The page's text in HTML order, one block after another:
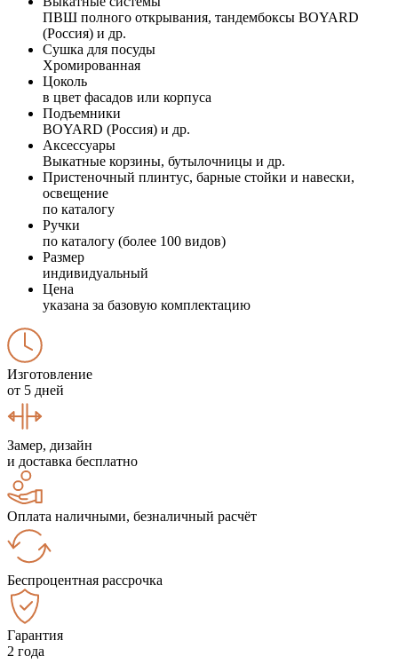
ПВШ полного открывания, тандембоксы BOYARD
(Россия) и др.
Сушка для посуды
Хромированная
Цоколь
в цвет фасадов или корпуса
Подъемники
BOYARD (Россия) и др.
Аксессуары
Выкатные корзины, бутылочницы и др.
Пристеночный плинтус, барные стойки и навески,
освещение
по каталогу
Ручки
по каталогу (более 100 видов)
Размер
индивидуальный
Цена
указана за базовую комплектацию
Изготовление
от 5 дней
Замер, дизайн
и доставка бесплатно
Оплата наличными, безналичный расчёт
Беспроцентная рассрочка
Гарантия
2 года